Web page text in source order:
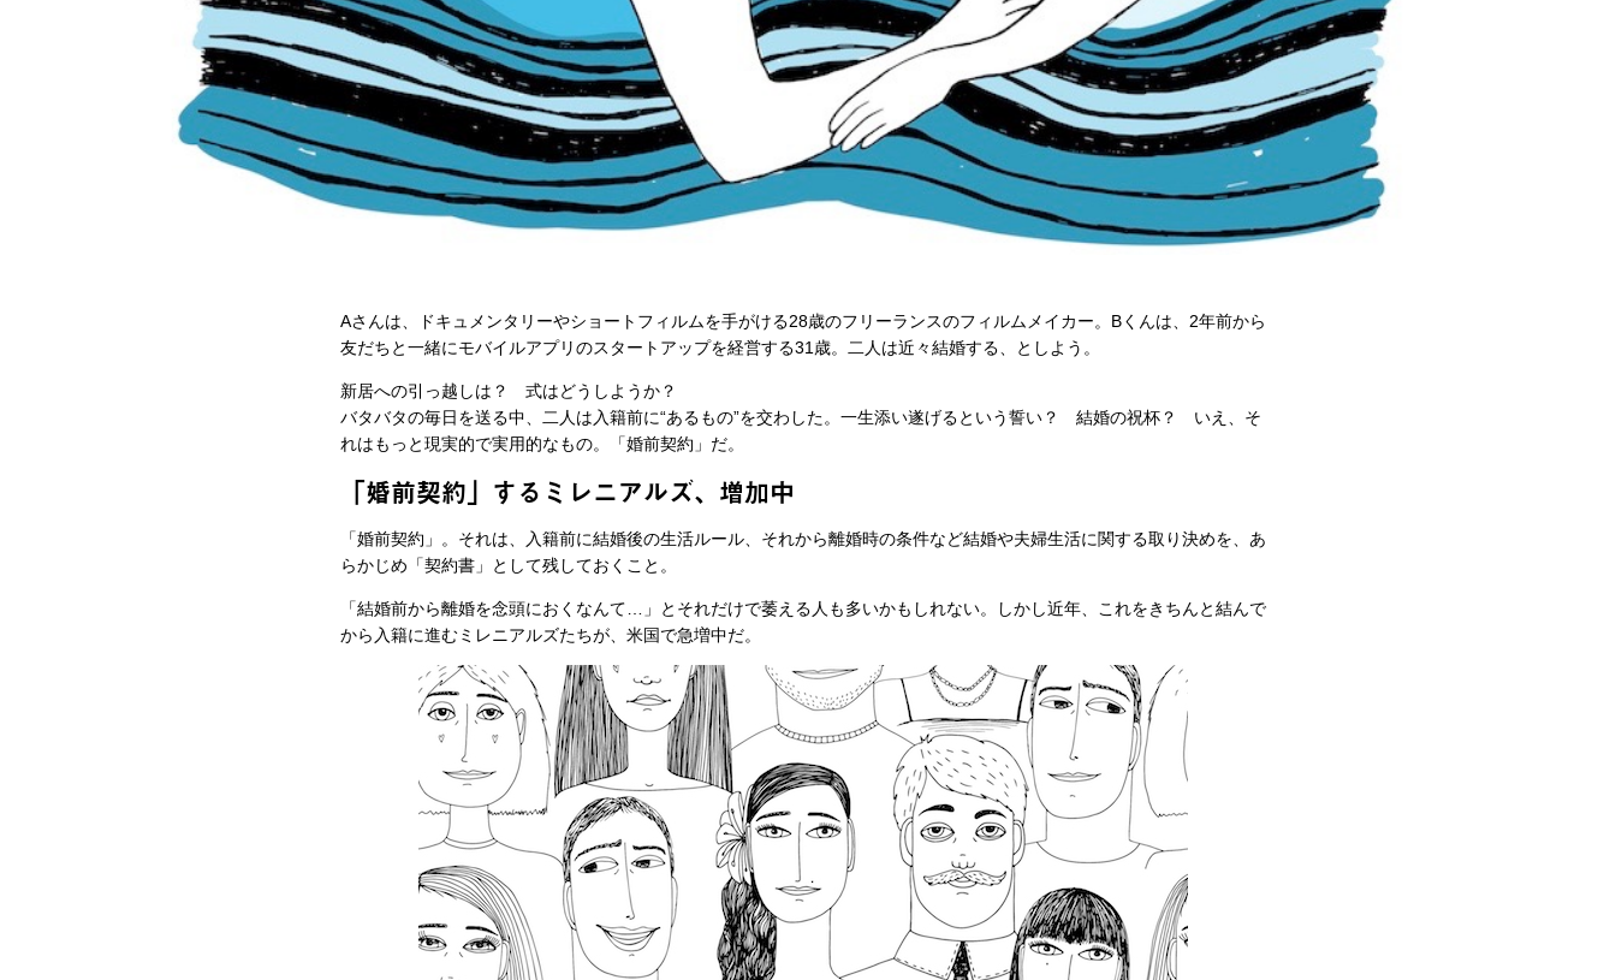
Aさんは、ドキュメンタリーやショートフィルムを手がける28歳のフリーランスのフィルムメイカー。Bくんは、2年前から
友だちと一緒にモバイルアプリのスタートアップを経営する31歳。二人は近々結婚する、としよう。
新居への引っ越しは？ 式はどうしようか？
バタバタの毎日を送る中、二人は入籍前に“あるもの”を交わした。一生添い遂げるという誓い？ 結婚の祝杯？ いえ、そ
れはもっと現実的で実用的なもの。「婚前契約」だ。
「婚前契約」するミレニアルズ、増加中
「婚前契約」。それは、入籍前に結婚後の生活ルール、それから離婚時の条件など結婚や夫婦生活に関する取り決めを、あ
らかじめ「契約書」として残しておくこと。
「結婚前から離婚を念頭におくなんて…」とそれだけで萎える人も多いかもしれない。しかし近年、これをきちんと結んで
から入籍に進むミレニアルズたちが、米国で急増中だ。